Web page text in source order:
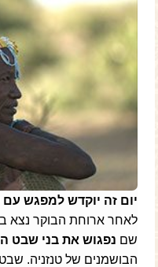
יום זה יוקדש למפגש
לאחר ארוחת הבוקר נצא
שם נפגוש את בני שבט
הבושמנים של טנזניה.